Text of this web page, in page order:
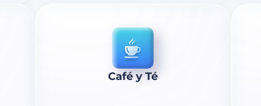
Café y Té